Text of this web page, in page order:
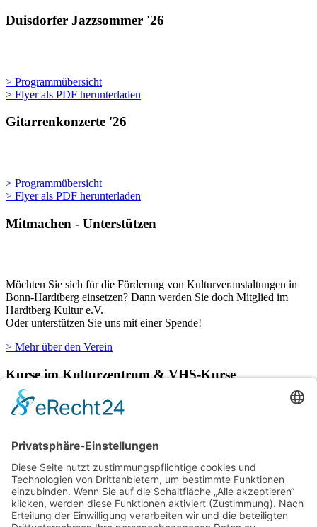
Duisdorfer Jazzsommer '26
> Programmübersicht
> Flyer als PDF herunterladen
Gitarrenkonzerte '26
> Programmübersicht
> Flyer als PDF herunterladen
Mitmachen - Unterstützen
Möchten Sie sich für die Förderung von Kulturveranstaltungen in
Bonn-Hardtberg einsetzen? Dann werden Sie doch Mitglied im
Hardtberg Kultur e.V.
Oder unterstützen Sie uns mit einer Spende!
> Mehr über den Verein
Kurse im Kulturzentrum & VHS-Kurse
Räumlichkeiten im Kulturzentrum für einige ihrer Kurse.
> Hier finden Sie eine aktuelle Übersicht.
Newsletter